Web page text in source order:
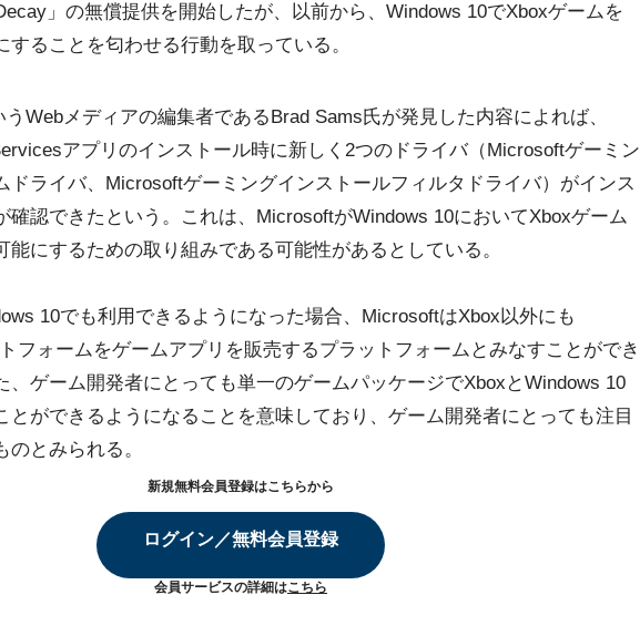
」の無償提供を開始したが、以前から、Windows 10でXboxゲームを
することを匂わせる行動を取っている。
Webメディアの編集者であるBrad Sams氏が発見した内容によれば、
アプリのインストール時に新しく2つのドライバ（Microsoftゲーミン
ドライバ、Microsoftゲーミングインストールフィルタドライバ）がインス
確認できたという。これは、MicrosoftがWindows 10においてXboxゲーム
能にするための取り組みである可能性があるとしている。
10でも利用できるようになった場合、MicrosoftはXbox以外にも
フォームをゲームアプリを販売するプラットフォームとみなすことができ
、ゲーム開発者にとっても単一のゲームパッケージでXboxとWindows 10
とができるようになることを意味しており、ゲーム開発者にとっても注目
とみられる。
新規無料会員登録はこちらから
ログイン／無料会員登録
会員サービスの詳細はこちら